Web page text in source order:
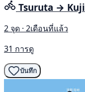
Tsuruta → Kuji
2 จุด · 2เดือนที่แล้ว
31 การดู
บันทึก